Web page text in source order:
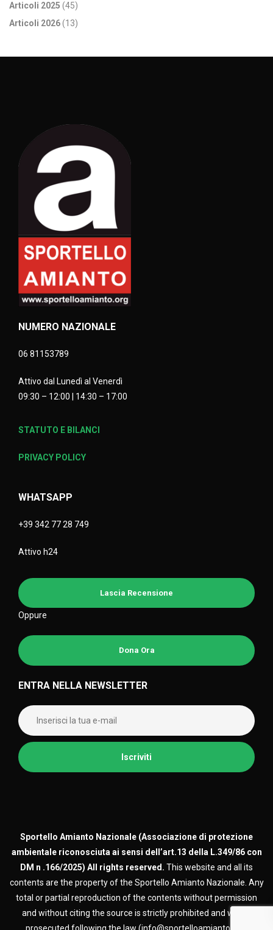
Articoli 2025 (45)
Articoli 2026(13)
NUMERO NAZIONALE
06 81153789
Attivo dal Lunedì al Venerdì
09:30 – 12:00 | 14:30 – 17:00
STATUTO E BILANCI
PRIVACY POLICY
WHATSAPP
+39 342 77 28 749
Attivo h24
Lascia Recensione
Oppure
Dona Ora
ENTRA NELLA NEWSLETTER
Sportello Amianto Nazionale (Associazione di protezione
ambientale riconosciuta ai sensi dell’art.13 della L.349/86 con
DM n .166/2025) All rights reserved. This website and all its
contents are the property of the Sportello Amianto Nazionale. Any
total or partial reproduction of the contents without permission
and without citing the source is strictly prohibited and will be
prosecuted following the law (info@sportelloamianto.org)